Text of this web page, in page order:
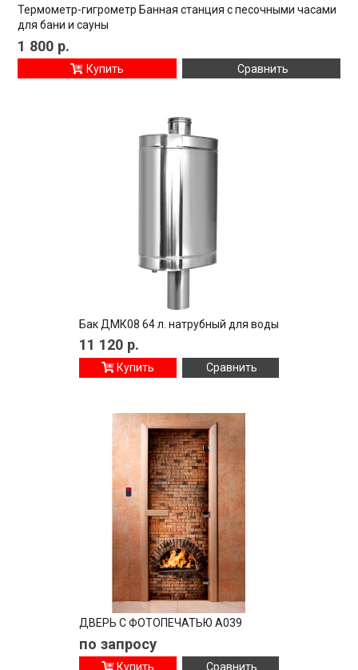
Термометр-гигрометр Банная станция с песочными часами
для бани и сауны
1 800 р.
Купить Сравнить
Бак ДМК08 64 л. натрубный для воды
11 120 р.
Купить Сравнить
ДВЕРЬ С ФОТОПЕЧАТЬЮ A039
по запросу
Купить Сравнить